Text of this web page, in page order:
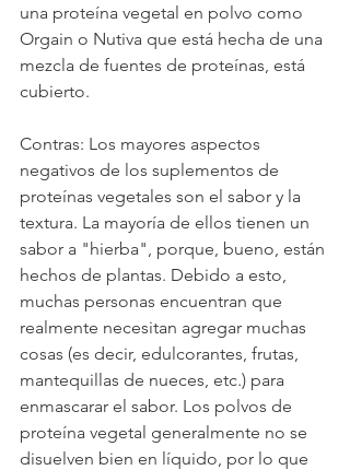
una proteína vegetal en polvo como
Orgain o Nutiva que está hecha de una
mezcla de fuentes de proteínas, está
cubierto.
Contras: Los mayores aspectos
negativos de los suplementos de
proteínas vegetales son el sabor y la
textura. La mayoría de ellos tienen un
sabor a "hierba", porque, bueno, están
hechos de plantas. Debido a esto,
muchas personas encuentran que
realmente necesitan agregar muchas
cosas (es decir, edulcorantes, frutas,
mantequillas de nueces, etc.) para
enmascarar el sabor. Los polvos de
proteína vegetal generalmente no se
disuelven bien en líquido, por lo que